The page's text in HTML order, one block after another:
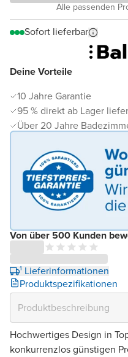
Deine Vorteile
10 Jahre Garantie
95 % direkt ab Lager
Über 20 Jahre
Von über 500 Kunden
¹ Lieferinformationen
Produktspezifikationen
Alle passenden
Sofort lieferbar
Hochwertiges Design in
konkurrenzlos günstigen